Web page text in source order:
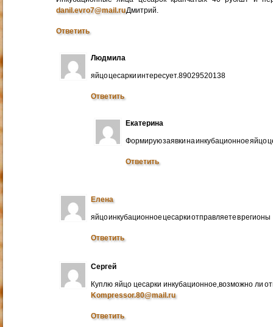
danil.evro7@mail.ruДмитрий.
Ответить
Людмила
яйцо цесарки интересует.89029520138
Ответить
Екатерина
Формирую заявки на инкубационное яйцо
Ответить
Елена
яйцо инкубационное цесарки отправляете в регионы
Ответить
Сергей
Куплю яйцо цесарки инкубационное,возможно ли
Kompressor.80@mail.ru
Ответить